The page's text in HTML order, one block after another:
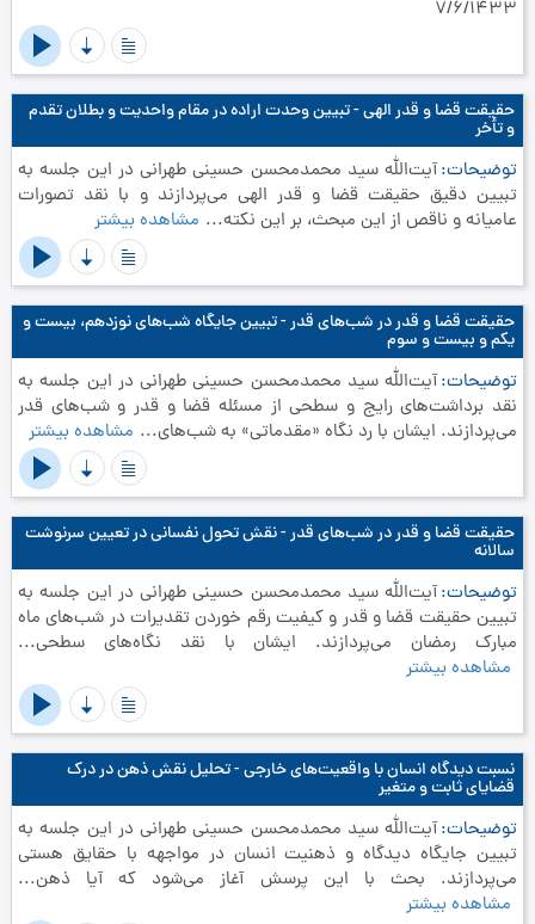
7/6/1433
حقیقت قضا و قدر الهی - تبیین وحدت اراده در مقام واحدیت و بطلان تقدم
و تأخر
توضیحات آیت‌الله سید محمدمحسن حسینی طهرانی در این جلسه به
تبیین دقیق حقیقت قضا و قدر الهی می‌پردازند و با نقد تصورات
عامیانه و ناقص از این مبحث، بر این نکته... مشاهده بیشتر
حقیقت قضا و قدر در شب‌های قدر - تبیین جایگاه شب‌های نوزدهم، بیست‌ و
یکم و بیست‌ و سوم
توضیحات آیت‌الله سید محمدمحسن حسینی طهرانی در این جلسه به
نقد برداشت‌های رایج و سطحی از مسئله قضا و قدر و شب‌های قدر
می‌پردازند. ایشان با رد نگاه «مقدماتی» به شب‌های... مشاهده بیشتر
حقیقت قضا و قدر در شب‌های قدر - نقش تحول نفسانی در تعیین سرنوشت
سالانه
توضیحات آیت‌الله سید محمدمحسن حسینی طهرانی در این جلسه به
تبیین حقیقت قضا و قدر و کیفیت رقم خوردن تقدیرات در شب‌های ماه
مبارک رمضان می‌پردازند. ایشان با نقد نگاه‌های سطحی...
مشاهده بیشتر
نسبت دیدگاه انسان با واقعیت‌های خارجی - تحلیل نقش ذهن در درک
قضایای ثابت و متغیر
توضیحات آیت‌الله سید محمدمحسن حسینی طهرانی در این جلسه به
تبیین جایگاه دیدگاه و ذهنیت انسان در مواجهه با حقایق هستی
می‌پردازند. بحث با این پرسش آغاز می‌شود که آیا ذهن...
مشاهده بیشتر